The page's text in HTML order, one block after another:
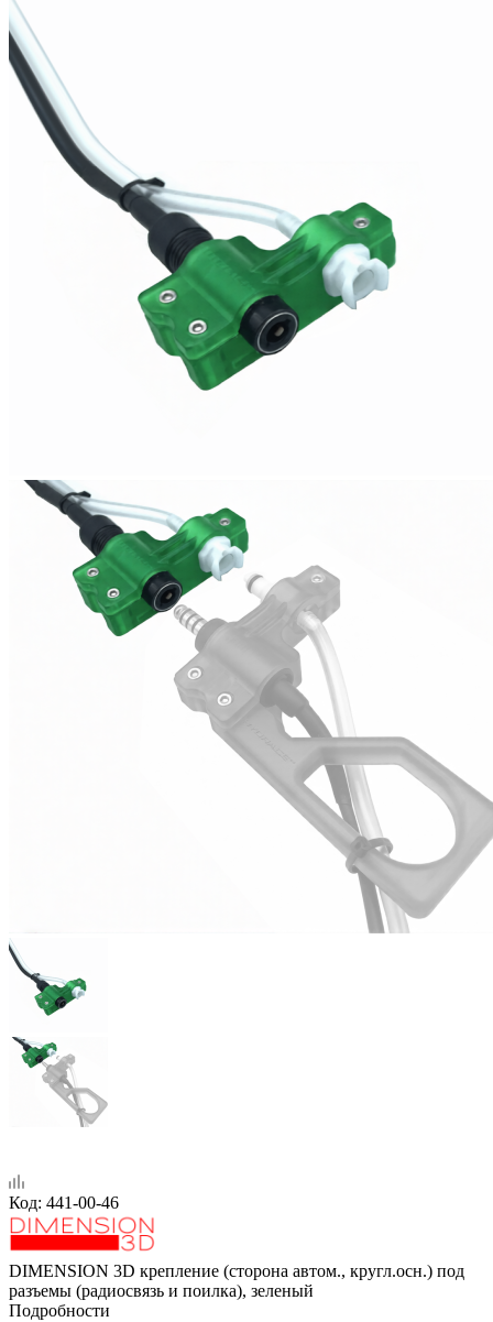
Код: 441-00-46
DIMENSION 3D крепление (сторона автом., кругл.осн.) под
разъемы (радиосвязь и поилка), зеленый
Подробности